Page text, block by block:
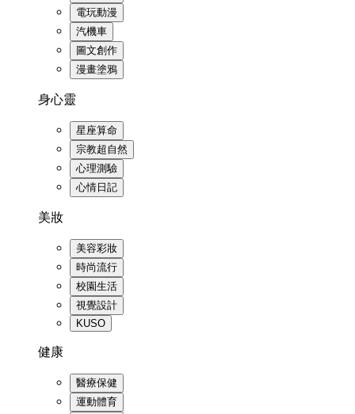
電玩動漫
汽機車
圖文創作
漫畫塗鴉
身心靈
星座算命
宗教超自然
心理測驗
心情日記
美妝
美容彩妝
時尚流行
校園生活
視覺設計
KUSO
健康
醫療保健
運動體育